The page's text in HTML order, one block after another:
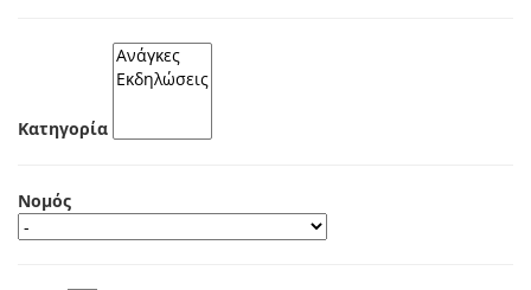
Κατηγορία
Νομός